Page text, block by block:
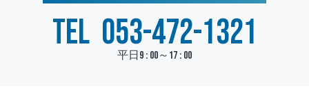
TEL 053-472-1321
平日9 : 00～17 : 00